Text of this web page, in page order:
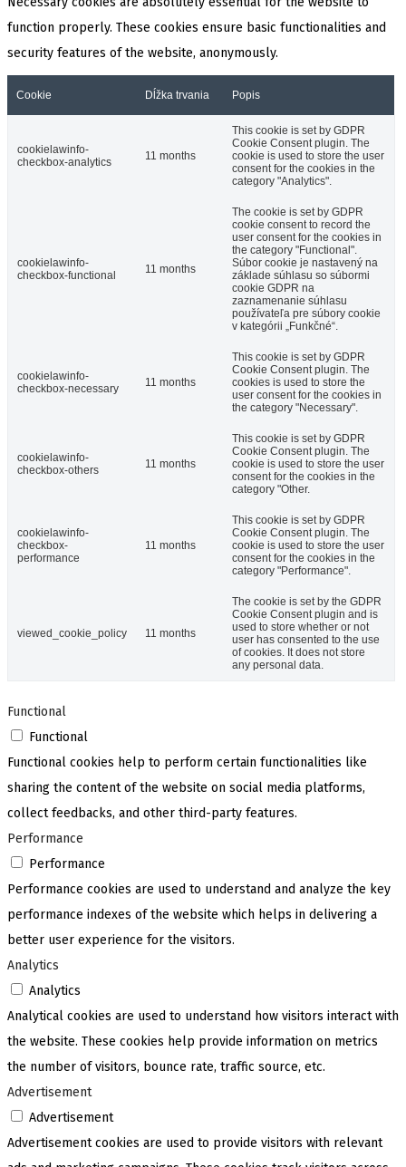
function properly. These cookies ensure basic functionalities and
security features of the website, anonymously.
Cookie Dĺžka trvania Popis
cookielawinfo-
checkbox-analytics
11 months
This cookie is set by GDPR
Cookie Consent plugin. The
cookie is used to store the user
consent for the cookies in the
category "Analytics".
cookielawinfo-
checkbox-functional
11 months
The cookie is set by GDPR
cookie consent to record the
user consent for the cookies in
the category "Functional".
Súbor cookie je nastavený na
základe súhlasu so súbormi
cookie GDPR na
zaznamenanie súhlasu
používateľa pre súbory cookie
v kategórii „Funkčné“.
cookielawinfo-
checkbox-necessary
11 months
This cookie is set by GDPR
Cookie Consent plugin. The
cookies is used to store the
user consent for the cookies in
the category "Necessary".
cookielawinfo-
checkbox-others
11 months
This cookie is set by GDPR
Cookie Consent plugin. The
cookie is used to store the user
consent for the cookies in the
category "Other.
cookielawinfo-
checkbox-
performance
11 months
This cookie is set by GDPR
Cookie Consent plugin. The
cookie is used to store the user
consent for the cookies in the
category "Performance".
viewed_cookie_policy 11 months
The cookie is set by the GDPR
Cookie Consent plugin and is
used to store whether or not
user has consented to the use
of cookies. It does not store
any personal data.
Functional
Functional
Functional cookies help to perform certain functionalities like
sharing the content of the website on social media platforms,
collect feedbacks, and other third-party features.
Performance
Performance
Performance cookies are used to understand and analyze the key
performance indexes of the website which helps in delivering a
better user experience for the visitors.
Analytics
Analytics
Analytical cookies are used to understand how visitors interact with
the website. These cookies help provide information on metrics
the number of visitors, bounce rate, traffic source, etc.
Advertisement
Advertisement
Advertisement cookies are used to provide visitors with relevant